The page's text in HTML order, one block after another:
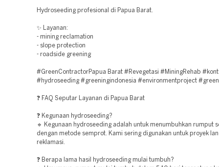
Hydroseeding profesional di Papua Barat.
✨ Layanan:
- mining reclamation
- slope protection
- roadside greening
#GreenContractorPapua Barat #Revegetasi #MiningRehab
#hydroseeding #greeningindonesia #environmentproject
❓ FAQ Seputar Layanan di Papua Barat
❓ Kegunaan hydroseeding?
🔹 Kegunaan hydroseeding adalah untuk menumbuhkan rumput
dengan metode semprot. Kami sering digunakan untuk proyek
reklamasi.
❓ Berapa lama hasil hydroseeding mulai tumbuh?